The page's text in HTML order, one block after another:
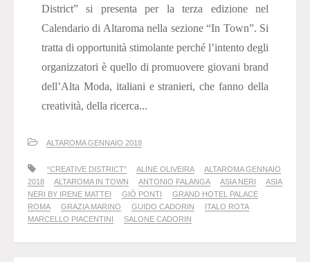
District” si presenta per la terza edizione nel
Calendario di Altaroma nella sezione “In Town”. Si
tratta di opportunità stimolante perché l’intento degli
organizzatori è quello di promuovere giovani brand
dell’Alta Moda, italiani e stranieri, che fanno della
creatività, della ricerca...
ALTAROMA GENNAIO 2018
“CREATIVE DISTRICT” ALINE OLIVEIRA
ALTAROMA GENNAIO
2018
ALTAROMA IN TOWN ANTONIO FALANGA ASIA NERI
ASIA
NERI BY IRENE MATTEI
GIÒ PONTI
GRAND HOTEL PALACE
ROMA
GRAZIA MARINO GUIDO CADORIN
ITALO ROTA
MARCELLO PIACENTINI
SALONE CADORIN